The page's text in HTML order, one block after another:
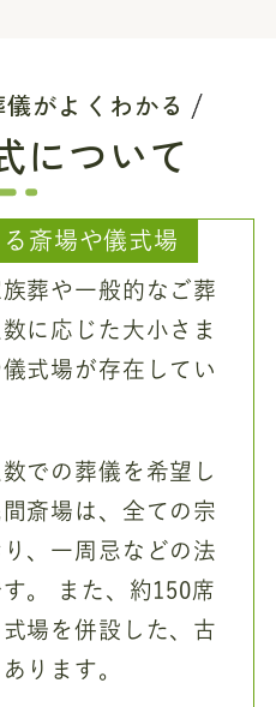
がよくわかる
について
斎場や儀式場
葬や一般的なご葬
に応じた大小さま
式場が存在してい
での葬儀を希望し
斎場は、全ての宗
、一周忌などの法
。 また、約150席
場を併設した、古
ります。